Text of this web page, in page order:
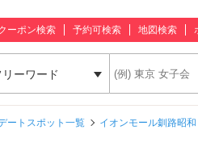
ーポン検索 予約可検索 地図検索
リーワード
ートスポット一覧
イオンモール釧路昭